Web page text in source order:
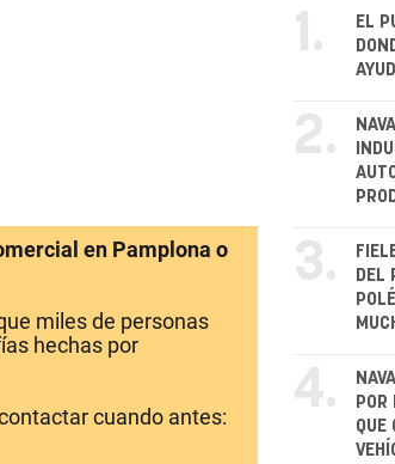
en Pamplona o
miles de personas
hechas por
cuando antes:
1.
EL
2.
3.
DEL
4.
QUE